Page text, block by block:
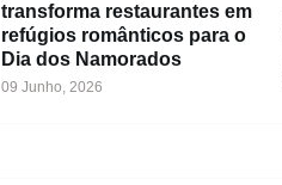
transforma restaurantes em
refúgios românticos para o
Dia dos Namorados
09 Junho, 2026